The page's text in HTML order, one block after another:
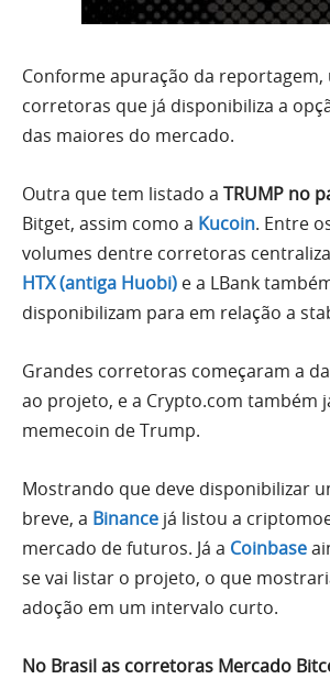
Conforme apuração da reportagem,
corretoras que já disponibiliza a
das maiores do mercado.
Outra que tem listado a TRUMP no
Bitget, assim como a Kucoin. Entre
volumes dentre corretoras
HTX (antiga Huobi) e a LBank
disponibilizam para em relação a
Grandes corretoras começaram a
ao projeto, e a Crypto.com também
memecoin de Trump.
Mostrando que deve disponibilizar
breve, a Binance já listou a
mercado de futuros. Já a Coinbase
se vai listar o projeto, o que
adoção em um intervalo curto.
No Brasil as corretoras Mercado